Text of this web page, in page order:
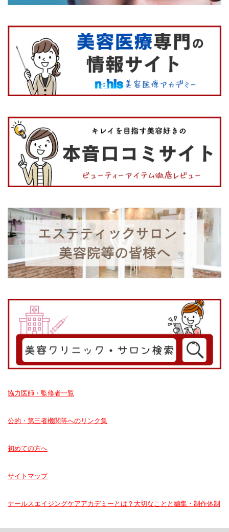
協力医師・監修者一覧
公的・第三者機関等へのリンク集
初めての方へ
サイトマップ
ナールスエイジングケアアカデミーとは？大切なことと編集・制作体制